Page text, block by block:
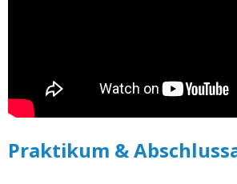
Praktikum &